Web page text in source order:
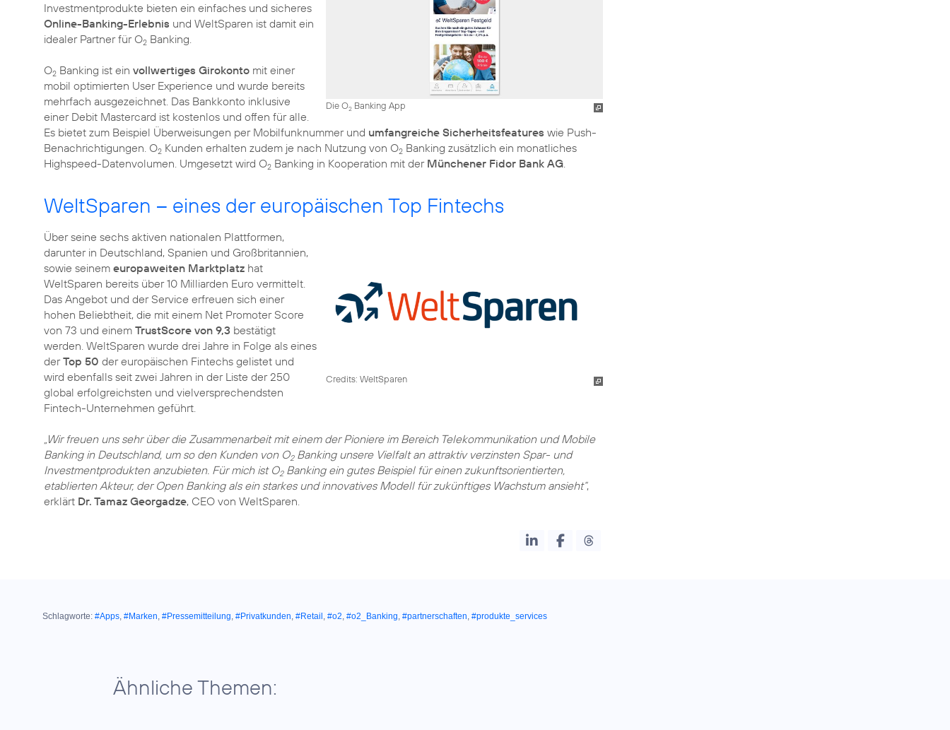
Die O2Banking App
Investmentprodukte bieten ein einfaches und sicheres
Online-Banking-Erlebnis und WeltSparen ist damit ein
idealer Partner für O2 Banking.
O2 Banking ist ein vollwertiges Girokonto mit einer
mobil optimierten User Experience und wurde bereits
mehrfach ausgezeichnet. Das Bankkonto inklusive
einer Debit Mastercard ist kostenlos und offen für alle.
Es bietet zum Beispiel Überweisungen per Mobilfunknummer und umfangreiche Sicherheitsfeatures wie Push-
Benachrichtigungen. O2 Kunden erhalten zudem je nach Nutzung von O2 Banking zusätzlich ein monatliches
Highspeed-Datenvolumen. Umgesetzt wird O2 Banking in Kooperation mit der Münchener Fidor Bank AG.
WeltSparen – eines der europäischen Top Fintechs
Credits: WeltSparen
Über seine sechs aktiven nationalen Plattformen,
darunter in Deutschland, Spanien und Großbritannien,
sowie seinem europaweiten Marktplatz hat
WeltSparen bereits über 10 Milliarden Euro vermittelt.
Das Angebot und der Service erfreuen sich einer
hohen Beliebtheit, die mit einem Net Promoter Score
von 73 und einem TrustScore von 9,3 bestätigt
werden. WeltSparen wurde drei Jahre in Folge als eines
derTop 50 der europäischen Fintechs gelistet und
wird ebenfalls seit zwei Jahren in der Liste der 250
global erfolgreichsten und vielversprechendsten
Fintech-Unternehmen geführt.
„Wir freuen uns sehr über die Zusammenarbeit mit einem der Pioniere im Bereich Telekommunikation und Mobile
Banking in Deutschland, um so den Kunden von O2Banking unsere Vielfalt an attraktiv verzinsten Spar- und
Investmentprodukten anzubieten. Für mich ist O2Banking ein gutes Beispiel für einen zukunftsorientierten,
etablierten Akteur, der Open Banking als ein starkes und innovatives Modell für zukünftiges Wachstum ansieht“,
erklärt Dr. Tamaz Georgadze, CEO von WeltSparen.
Schlagworte: #Apps, #Marken, #Pressemitteilung, #Privatkunden, #Retail , #o2, #o2_Banking, #partnerschaften, #produkte_services
Ähnliche Themen: